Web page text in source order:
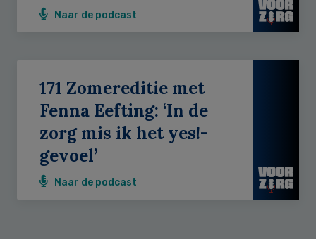
Naar de podcast
171 Zomereditie met
Fenna Eefting: ‘In de
zorg mis ik het yes!-
gevoel’
Naar de podcast